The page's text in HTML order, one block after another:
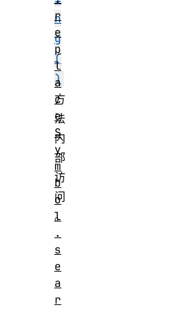
n
g
(
)
方
法
内
部
访
问
。
r
e
p
l
a
c
e
S
y
m
b
o
l
.
s
e
a
r